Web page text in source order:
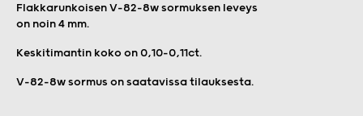
Flakkarunkoisen V-82-8w sormuksen leveys
on noin 4 mm.
Keskitimantin koko on 0,10–0,11ct.
V-82-8w sormus on saatavissa tilauksesta.